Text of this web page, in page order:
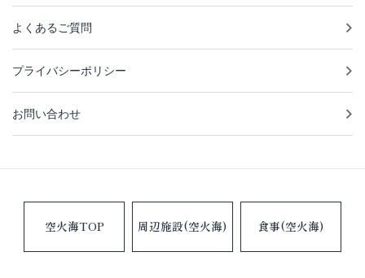
よくあるご質問
プライバシーポリシー
お問い合わせ
空火海TOP 周辺施設(空火海) 食事(空火海)